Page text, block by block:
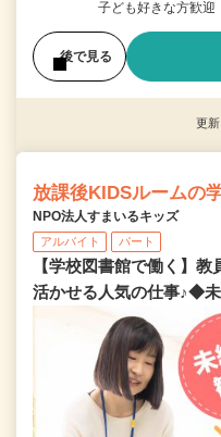
子ども好きな方歓
後で見る
更
放課後KIDSルームの
NPO法人すまいるキッズ
アルバイト パート
【学校図書館で働く】
活かせる人気の仕事♪◆